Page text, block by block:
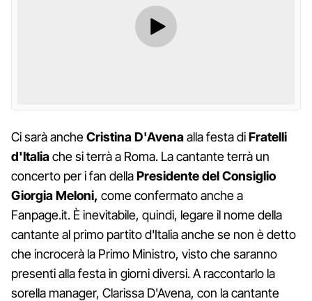
Ci sarà ancheCristina D'Avenaalla festa diFratelli
d'Italiache si terrà a Roma. La cantante terrà un
concerto per i fan dellaPresidente del Consiglio
Giorgia Meloni, come confermato anche a
Fanpage.it. È inevitabile, quindi, legare il nome della
cantante al primo partito d'Italia anche se non è detto
che incrocerà la Primo Ministro, visto che saranno
presenti alla festa in giorni diversi. A raccontarlo la
sorella manager, Clarissa D'Avena, con la cantante